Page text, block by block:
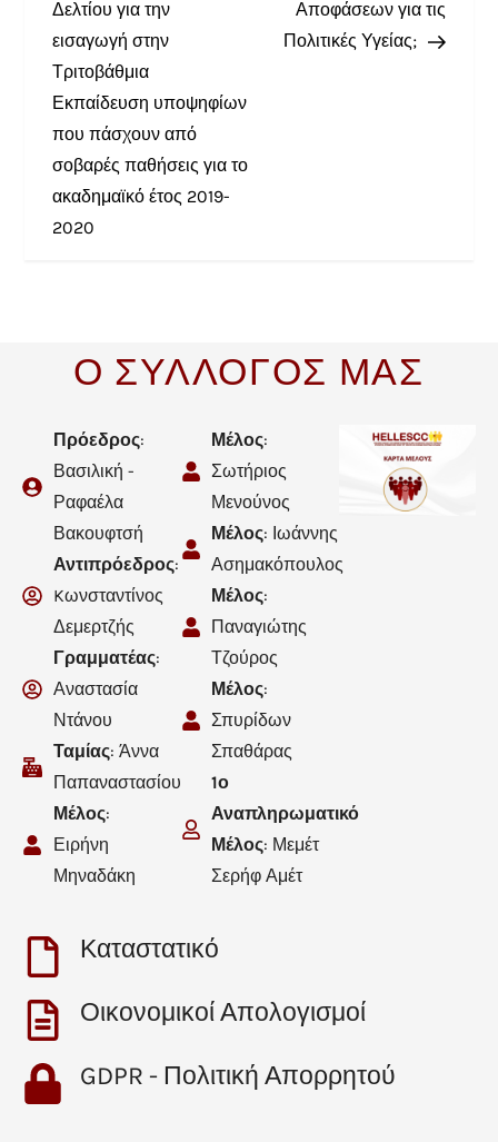
Δελτίου για την
εισαγωγή στην
Τριτοβάθμια
Εκπαίδευση υποψηφίων
που πάσχουν από
σοβαρές παθήσεις για το
ακαδημαϊκό έτος 2019-
2020
Αποφάσεων για τις
Πολιτικές Υγείας;
Ο ΣΥΛΛΟΓΟΣ ΜΑΣ
Πρόεδρος:
Βασιλική -
Ραφαέλα
Βακουφτσή
Αντιπρόεδρος:
Kωνσταντίνος
Δεμερτζής
Γραμματέας:
Αναστασία
Ντάνου
Ταμίας: Άννα
Παπαναστασίου
Μέλος:
Ειρήνη
Μηναδάκη
Μέλος:
Σωτήριος
Μενούνος
Μέλος: Ιωάννης
Ασημακόπουλος
Μέλος:
Παναγιώτης
Τζούρος
Μέλος:
Σπυρίδων
Σπαθάρας
1ο
Αναπληρωματικό
Μέλος: Μεμέτ
Σερήφ Αμέτ
Καταστατικό
Οικονομικοί Απολογισμοί
GDPR - Πολιτική Απορρητού